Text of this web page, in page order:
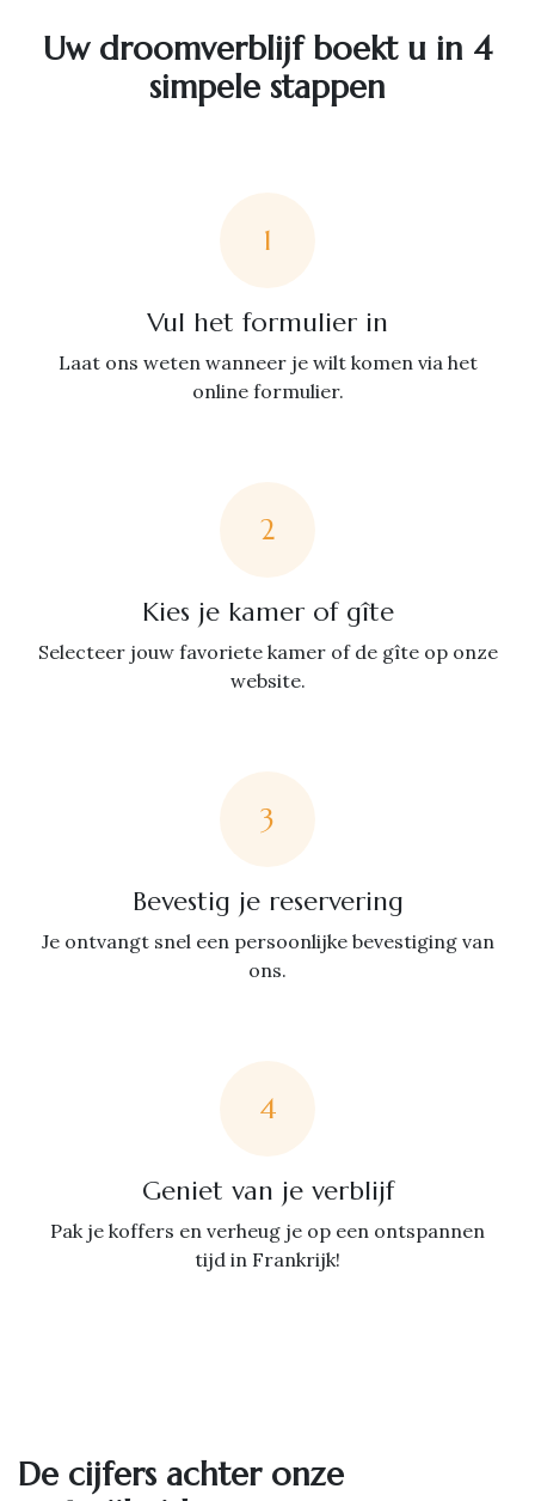
Uw droomverblijf boekt u in 4
simpele stappen
1
Vul het formulier in
Laat ons weten wanneer je wilt komen via het
online formulier.
2
Kies je kamer of gîte
Selecteer jouw favoriete kamer of de gîte op onze
website.
3
Bevestig je reservering
Je ontvangt snel een persoonlijke bevestiging van
ons.
4
Geniet van je verblijf
Pak je koffers en verheug je op een ontspannen
tijd in Frankrijk!
De cijfers achter onze